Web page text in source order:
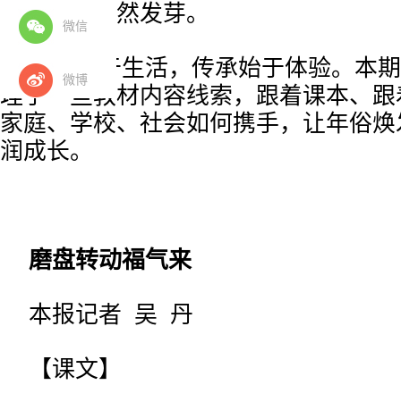
微信
微博
子们心中悄然发芽。
教育源于生活，传承始于体验。本
理了一些教材内容线索，跟着课本、
家庭、学校、社会如何携手，让年俗
润成长。
磨盘转动福气来
本报记者 吴 丹
【课文】